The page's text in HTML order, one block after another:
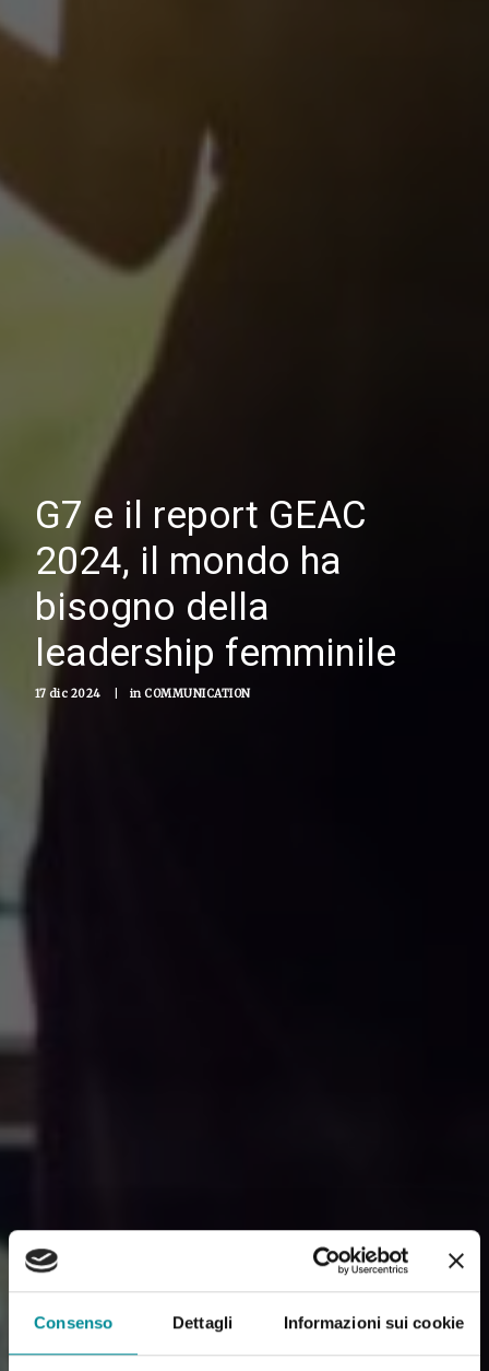
Consenso Dettagli Informazioni sui cookie
G7 e il report GEAC
2024, il mondo ha
bisogno della
leadership femminile
17 dic 2024 in COMMUNICATION